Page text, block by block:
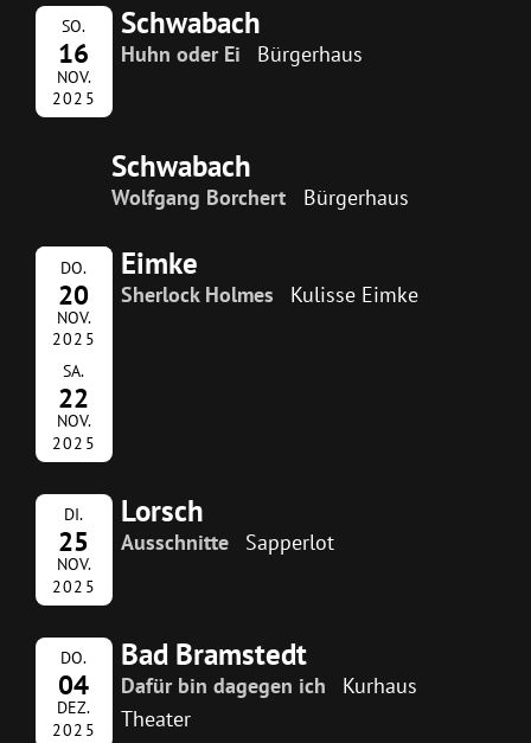
SO.
16
NOV.
2025
Schwabach
Huhn oder Ei Bürgerhaus
Schwabach
Wolfgang Borchert Bürgerhaus
DO.
20
NOV.
2025
SA.
22
NOV.
2025
Eimke
Sherlock Holmes Kulisse Eimke
DI.
25
NOV.
2025
Lorsch
Ausschnitte Sapperlot
DO.
04
DEZ.
2025
Bad Bramstedt
Dafür bin dagegen ich
Kurhaus
Theater